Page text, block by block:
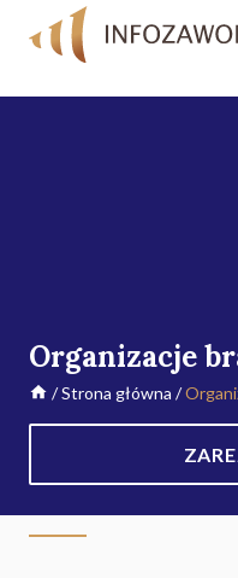
Organizacje
/Strona główna /